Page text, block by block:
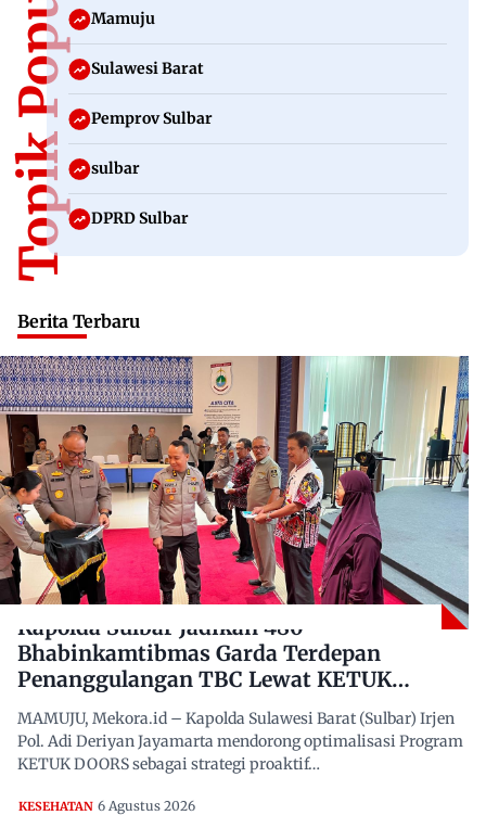
Topik Populer Mamuju
Sulawesi Barat
Pemprov Sulbar
sulbar
DPRD Sulbar
Berita Terbaru
Kapolda Sulbar Jadikan 480
Bhabinkamtibmas Garda Terdepan
Penanggulangan TBC Lewat KETUK
DOORS di 650 Desa
MAMUJU, Mekora.id – Kapolda Sulawesi Barat (Sulbar) Irjen
Pol. Adi Deriyan Jayamarta mendorong optimalisasi Program
KETUK DOORS sebagai strategi proaktif…
KESEHATAN 6 Agustus 2026